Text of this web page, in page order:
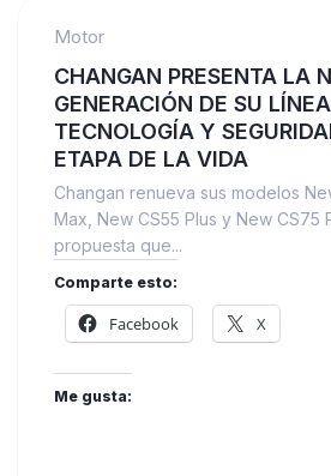
Motor
CHANGAN PRESENTA LA
GENERACIÓN DE SU
TECNOLOGÍA Y
ETAPA DE LA VIDA
Changan renueva sus modelos
Max, New CS55 Plus y New CS75
propuesta que...
Comparte esto:
Facebook X
Me gusta: